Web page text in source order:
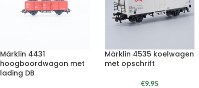
Märklin 4431
hoogboordwagon met
lading DB
Märklin 4535 koelwagen
met opschrift
€9.95